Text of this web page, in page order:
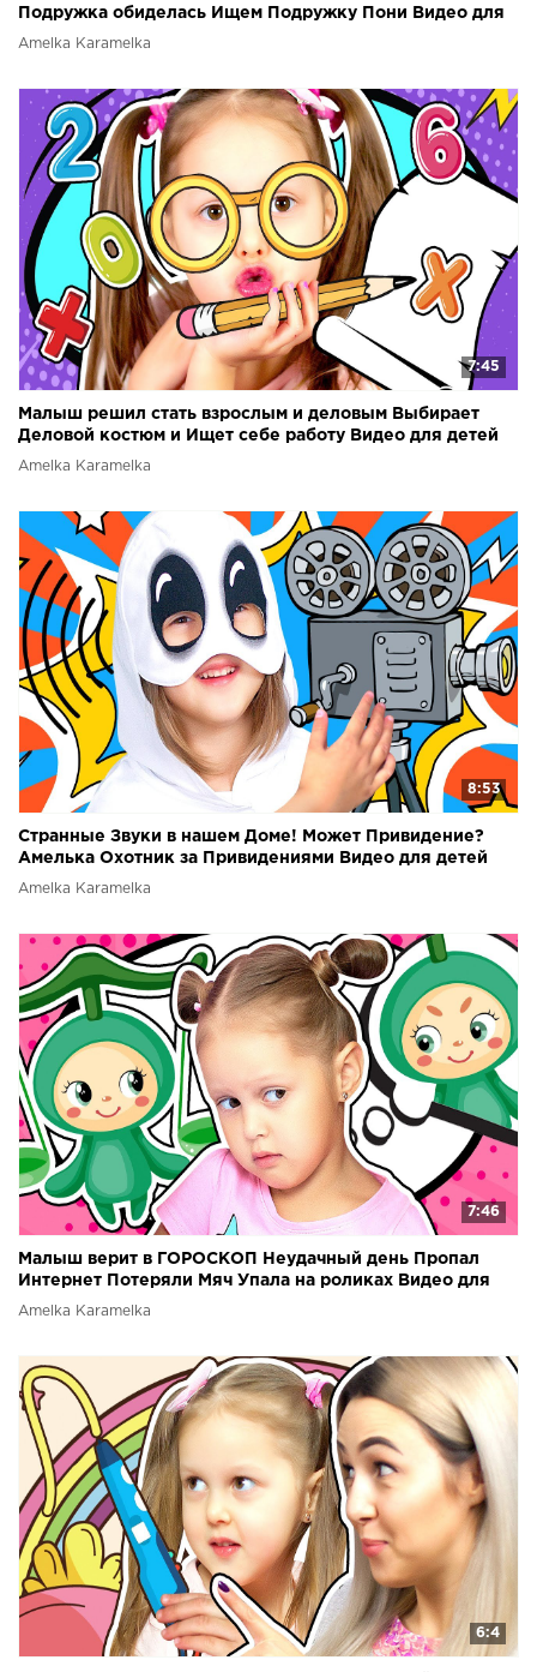
Подружка обиделась Ищем Подружку Пони Видео для
детей
Amelka Karamelka
7:45
Малыш решил стать взрослым и деловым Выбирает
Деловой костюм и Ищет себе работу Видео для детей
Amelka Karamelka
8:53
Странные Звуки в нашем Доме! Может Привидение?
Амелька Охотник за Привидениями Видео для детей
Amelka Karamelka
7:46
Малыш верит в ГОРОСКОП Неудачный день Пропал
Интернет Потеряли Мяч Упала на роликах Видео для
детей
Amelka Karamelka
6:4